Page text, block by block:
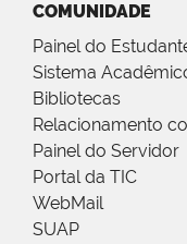
COMUNIDADE
Painel do
Sistema
Bibliotecas
Relacionamento
Painel do Servidor
Portal da TIC
WebMail
SUAP